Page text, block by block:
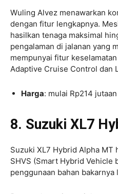
Wuling Alvez menawarkan
dengan fitur lengkapnya.
hasilkan tenaga maksimal
pengalaman di jalanan yang
mempunyai fitur
Adaptive Cruise Control dan
Harga: mulai Rp214 jutaan
8. Suzuki XL7
Suzuki XL7 Hybrid Alpha MT
SHVS (Smart Hybrid Vehicle
penggunaan bahan